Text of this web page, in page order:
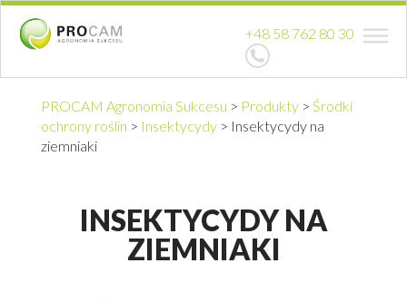
+48 58 762 80 30
PROCAM Agronomia Sukcesu > Produkty > Środki
ochrony roślin > Insektycydy > Insektycydy na
ziemniaki
INSEKTYCYDY NA
ZIEMNIAKI